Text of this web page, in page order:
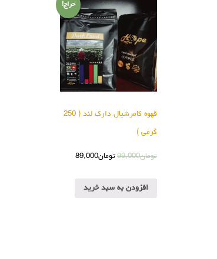
حراج!
قهوه کامرشیال دارک لند ( 250
گرمی )
تومان99,000 تومان89,000
افزودن به سبد خرید